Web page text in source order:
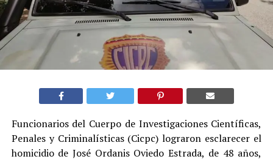
Funcionarios del Cuerpo de Investigaciones Científicas,
Penales y Criminalísticas (Cicpc) lograron esclarecer el
homicidio de José Ordanis Oviedo Estrada, de 48 años,